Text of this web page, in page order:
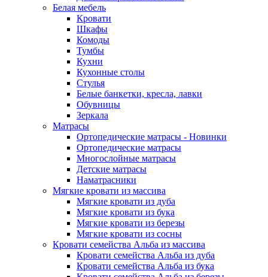
Белая мебель
Кровати
Шкафы
Комоды
Тумбы
Кухни
Кухонные столы
Стулья
Белые банкетки, кресла, лавки
Обувницы
Зеркала
Матрасы
Ортопедические матрасы - Новинки
Ортопедические матрасы
Многослойные матрасы
Детские матрасы
Наматрасники
Мягкие кровати из массива
Мягкие кровати из дуба
Мягкие кровати из бука
Мягкие кровати из березы
Мягкие кровати из сосны
Кровати семейства Альба из массива
Кровати семейства Альба из дуба
Кровати семейства Альба из бука